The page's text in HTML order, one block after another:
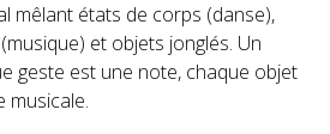
mêlant états de corps (danse),
et objets jonglés. Un
geste est une note, chaque objet
musicale.